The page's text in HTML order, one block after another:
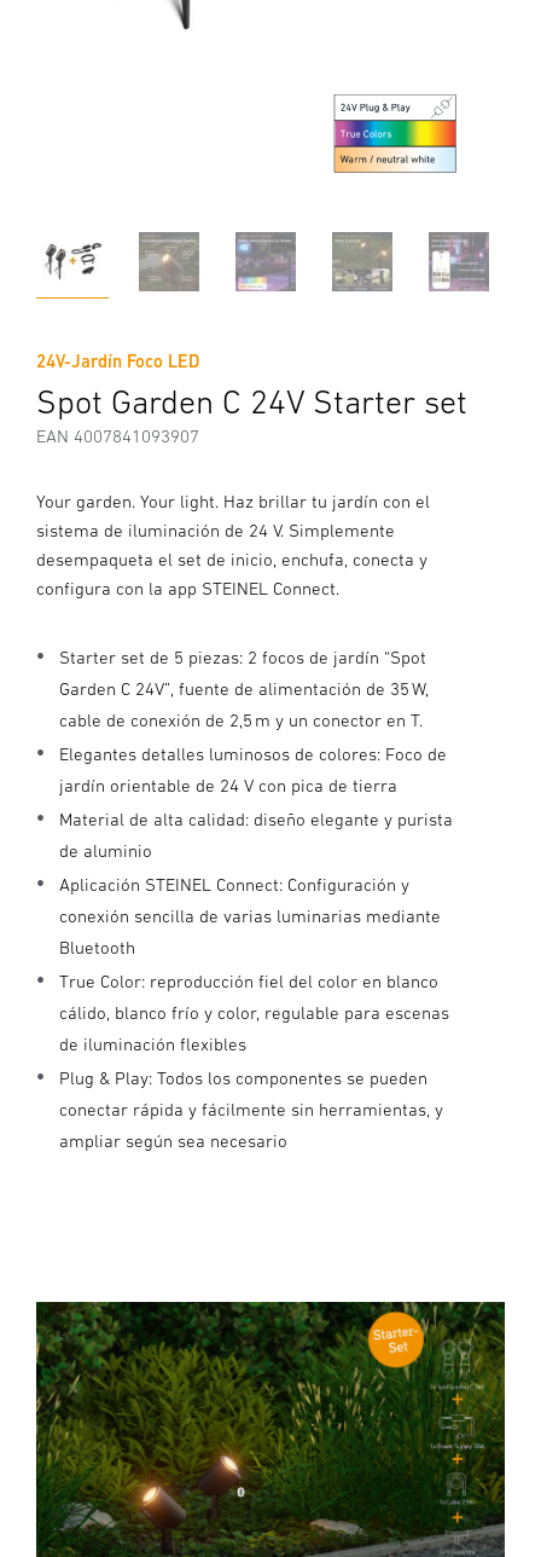
24V-Jardín Foco LED
Spot Garden C 24V Starter set
EAN 4007841093907
Your garden. Your light. Haz brillar tu jardín con el
sistema de iluminación de 24 V. Simplemente
desempaqueta el set de inicio, enchufa, conecta y
configura con la app STEINEL Connect.
Starter set de 5 piezas: 2 focos de jardín “Spot
Garden C 24V”, fuente de alimentación de 35 W,
cable de conexión de 2,5 m y un conector en T.
Elegantes detalles luminosos de colores: Foco de
jardín orientable de 24 V con pica de tierra
Material de alta calidad: diseño elegante y purista
de aluminio
Aplicación STEINEL Connect: Configuración y
conexión sencilla de varias luminarias mediante
Bluetooth
True Color: reproducción fiel del color en blanco
cálido, blanco frío y color, regulable para escenas
de iluminación flexibles
Plug & Play: Todos los componentes se pueden
conectar rápida y fácilmente sin herramientas, y
ampliar según sea necesario